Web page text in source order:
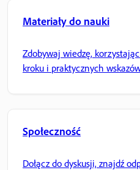
Materiały do nauki
Zdobywaj wiedzę,
kroku i praktycznych
Społeczność
Dołącz do dyskusji, znajdź